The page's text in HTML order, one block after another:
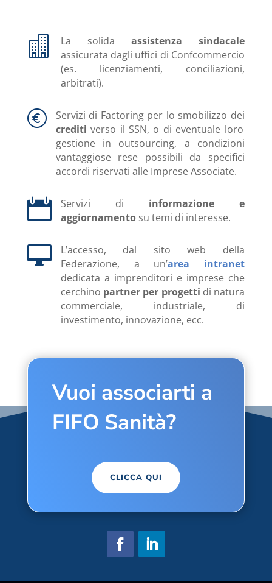
 La solida assistenza sindacale
assicurata dagli uffici di Confcommercio
(es. licenziamenti, conciliazioni,
arbitrati).
Servizi di Factoring per lo smobilizzo dei
crediti verso il SSN, o di eventuale loro
gestione in outsourcing, a condizioni
vantaggiose rese possibili da specifici
accordi riservati alle Imprese Associate.
 Servizi di informazione e
aggiornamentosu temi di interesse.

L’accesso, dal sito web della
Federazione, a un’area intranet
dedicata a imprenditori e imprese che
cerchino partner per progetti di natura
commerciale, industriale, di
investimento, innovazione, ecc.
Vuoi associarti a
FIFO Sanità?
CLICCA QUI